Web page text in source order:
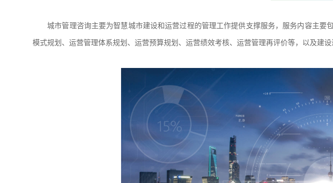
城市管理咨询主要为智慧城市建设和运营过程的管理工作提供支撑服务，服务内容主
模式规划、运营管理体系规划、运营预算规划、运营绩效考核、运营管理再评价等，以及建